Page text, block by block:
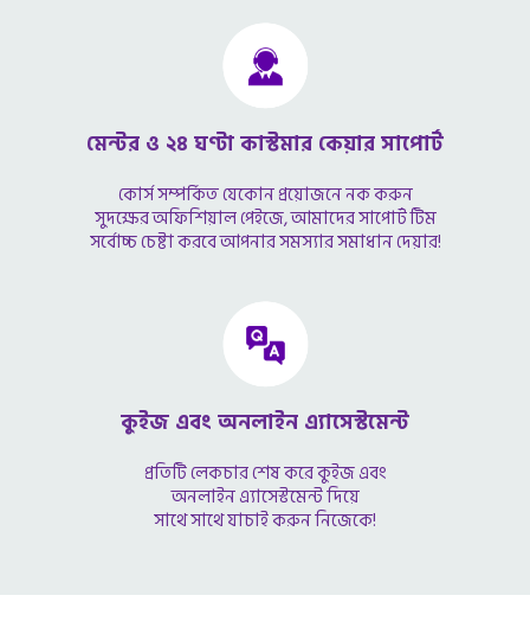
মেন্টর ও ২৪ ঘণ্টা কাস্টমার কেয়ার সাপোর্ট
কোর্স সম্পর্কিত যেকোন প্রয়োজনে নক করুন
সুদক্ষের অফিশিয়াল পেইজে, আমাদের সাপোর্ট টিম
সর্বোচ্চ চেষ্টা করবে আপনার সমস্যার সমাধান দেয়ার!
কুইজ এবং অনলাইন এ্যাসেস্টমেন্ট
প্রতিটি লেকচার শেষ করে কুইজ এবং
অনলাইন এ্যাসেস্টমেন্ট দিয়ে
সাথে সাথে যাচাই করুন নিজেকে!